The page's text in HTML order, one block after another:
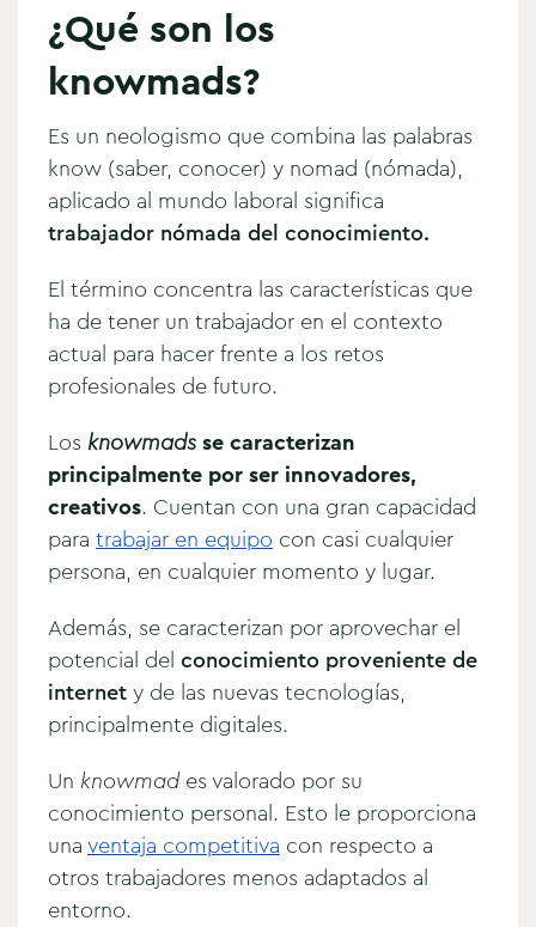
¿Qué son los
knowmads?
Es un neologismo que combina las palabras
know (saber, conocer) y nomad (nómada),
aplicado al mundo laboral significa
trabajador nómada del conocimiento.
El término concentra las características que
ha de tener un trabajador en el contexto
actual para hacer frente a los retos
profesionales de futuro.
Los knowmadsse caracterizan
principalmente por ser innovadores,
creativos. Cuentan con una gran capacidad
para trabajar en equipo con casi cualquier
persona, en cualquier momento y lugar.
Además, se caracterizan por aprovechar el
potencial del conocimiento proveniente de
internety de las nuevas tecnologías,
principalmente digitales.
Un knowmades valorado por su
conocimiento personal. Esto le proporciona
unaventaja competitiva con respecto a
otros trabajadores menos adaptados al
entorno.